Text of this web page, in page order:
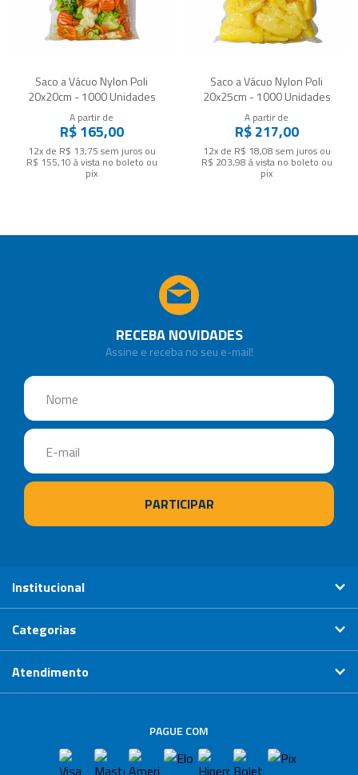
Saco a Vácuo Nylon Poli
20x20cm - 1000 Unidades
A partir de
R$ 165,00
12x de R$ 13,75 sem jurosou
R$ 155,10 à vista no boleto ou
pix
Saco a Vácuo Nylon Poli
20x25cm - 1000 Unidades
A partir de
R$ 217,00
12x de R$ 18,08 sem jurosou
R$ 203,98 à vista no boleto ou
pix
RECEBA NOVIDADES
Assine e receba no seu e-mail!
Institucional
Categorias
Atendimento
PAGUE COM